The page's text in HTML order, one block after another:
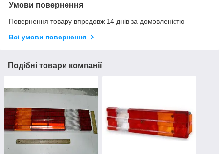
Умови повернення
Повернення товару впродовж 14 днів за домовленістю
Всі умови повернення
Подібні товари компанії